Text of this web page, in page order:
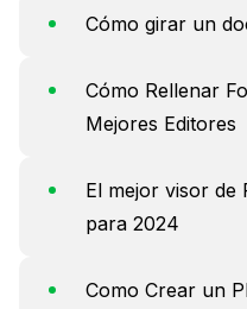
Cómo girar un
Cómo Rellenar
Mejores Editores
El mejor visor de
para 2024
Como Crear un